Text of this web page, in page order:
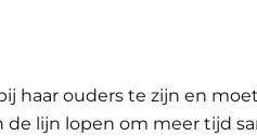
haar ouders te zijn en
de lijn lopen om meer tijd